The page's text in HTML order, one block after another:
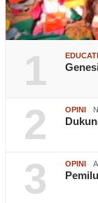
1
2 OPINI
3 OPINI